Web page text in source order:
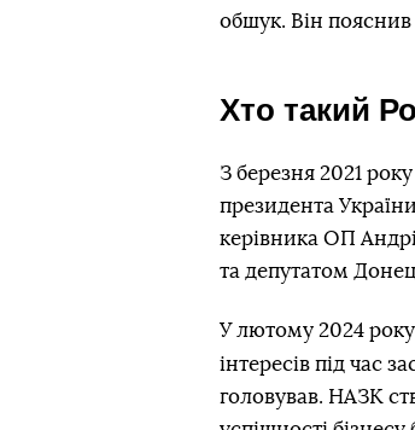
обшук. Він
Хто такий
З березня 2021
президента
керівника ОП
та депутатом
У лютому 2024 року
інтересів під час
головував. НАЗК